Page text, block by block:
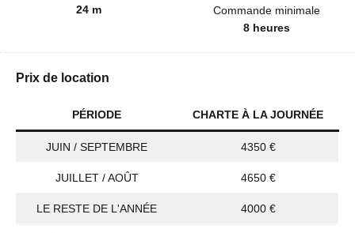
24 m
Commande minimale
8 heures
Prix de location
PÉRIODE CHARTE À LA JOURNÉE
JUIN / SEPTEMBRE 4350 €
JUILLET / AOÛT 4650 €
LE RESTE DE L'ANNÉE 4000 €